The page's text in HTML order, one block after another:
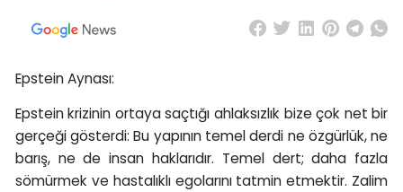
Epstein Aynası:
Epstein krizinin ortaya saçtığı ahlaksızlık bize çok net bir
gerçeği gösterdi: Bu yapının temel derdi ne özgürlük, ne
barış, ne de insan haklarıdır. Temel dert; daha fazla
sömürmek ve hastalıklı egolarını tatmin etmektir. Zalim